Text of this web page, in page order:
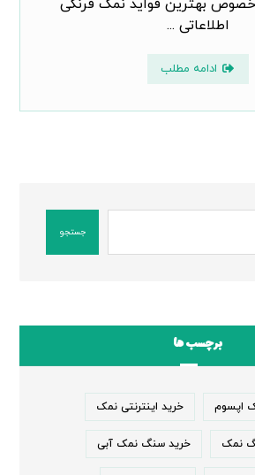
خصوص بهترین فواید نمک فرنگی
اطلاعاتی ...
ادامه مطلب
جستجو
برچسب ها
اپسوم خرید اینترنتی نمک
نمک خرید سنگ نمک آبی